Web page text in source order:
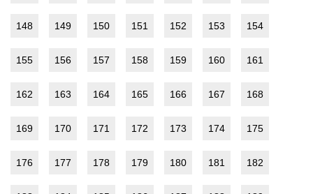
148 149 150 151 152 153 154
155 156 157 158 159 160 161
162 163 164 165 166 167 168
169 170 171 172 173 174 175
176 177 178 179 180 181 182